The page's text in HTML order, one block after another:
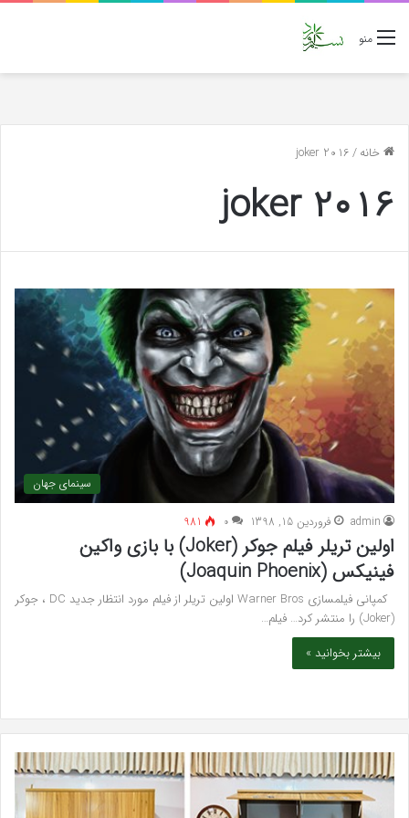
منو
خانه/
joker 2016
joker 2016
سینمای جهان
admin فروردین 15, 1398 ۰ 981
اولین تریلر فیلم جوکر (Joker) با بازی واکین
فینیکس (Joaquin Phoenix)
کمپانی فیلمسازی Warner Bros اولین تریلر از فیلم مورد انتظار جدید DC ، جوکر
(Joker) را منتشر کرد… فیلم…
بیشتر بخوانید »
خرید
مدل